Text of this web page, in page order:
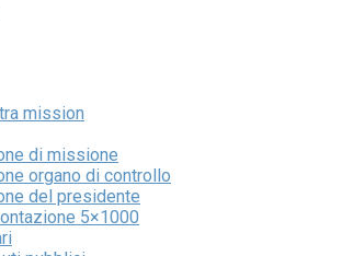
mission
di missione
organo di controllo
del presidente
5×1000